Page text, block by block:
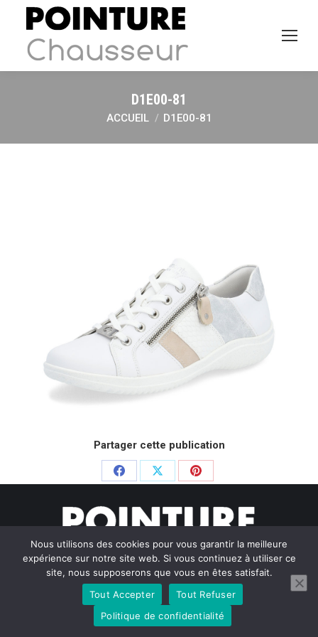
D1E00-81
Vous êtes ici :
ACCUEIL D1E00-81
Partager cette publication
Partager
Facebook
PartagerPartager
Pinterest
© Pointure Chausseurs - 2020. Dream-Theme — truly
WordPress themes
Menu BAS
Nous utilisons des cookies pour vous garantir la meilleure
expérience sur notre site web. Si vous continuez à utiliser ce
site, nous supposerons que vous en êtes satisfait.
Tout Accepter
Tout Refuser
Politique de confidentialité